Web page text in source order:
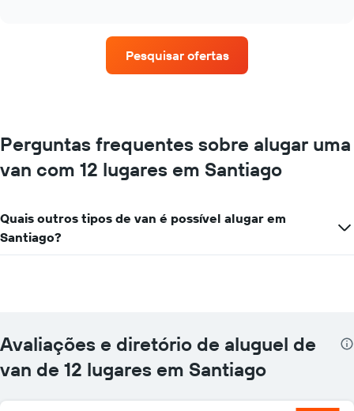
localizações
O
eixo
X
exibindo
O
gráfico
tem
Pesquisar ofertas
Perguntas frequentes sobre alugar uma
van com 12 lugares em Santiago
Quais outros tipos de van é possível alugar em
Santiago?
Avaliações e diretório de aluguel de
van de 12 lugares em Santiago